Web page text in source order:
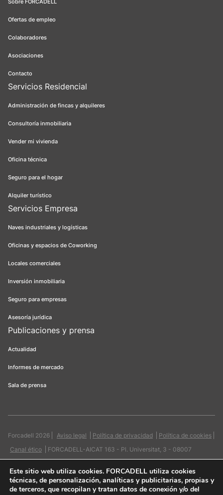
Sobre FORCADELL
Ofertas de empleo
Colaboradores
Asociaciones
Contacto
Servicios Residencial
Administración de fincas y alquileres
Consultoría inmobiliaria
Vender mi vivienda
Oficina técnica
Seguro para el hogar
Alquiler turístico
Servicios Empresa
Naves industriales y logísticas
Oficinas y espacios de Coworking
Locales comerciales
Inversión inmobiliaria
Seguro para empresas
Asesoría jurídica
Publicaciones y prensa
Actualidad
Informes de mercado
Sala de prensa
Forcadell 2026 Aviso legal Política de privacidad
Política de cookies
Canal ético
FORCADELL-AICAT 163 - Pl. Universitat, 3 - 08007
Este sitio web utiliza cookies. FORCADELL utiliza cookies
técnicas, de personalización, analíticas y publicitarias, propias y
de terceros, que recopilan y tratan datos de conexión y/o del